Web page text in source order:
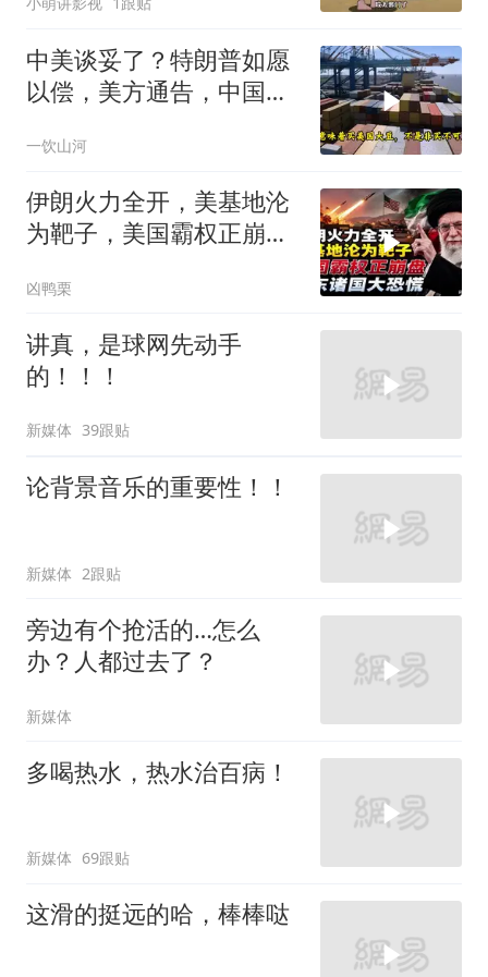
中美谈妥了？特朗普如愿
以偿，美方通告，中国增
一饮山河
伊朗火力全开，美基地沦
为靶子，美国霸权正崩
凶鸭栗
讲真，是球网先动手
的！！！
新媒体 39跟贴
论背景音乐的重要性！！
新媒体 2跟贴
旁边有个抢活的…怎么
办？人都过去了？
新媒体
多喝热水，热水治百病！
新媒体 69跟贴
这滑的挺远的哈，棒棒哒